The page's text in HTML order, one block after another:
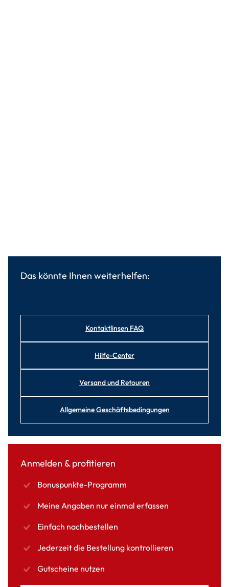
Das könnte Ihnen weiterhelfen:
Kontaktlinsen FAQ
Hilfe-Center
Versand und Retouren
Allgemeine Geschäftsbedingungen
Anmelden & profitieren
Bonuspunkte-Programm
Meine Angaben nur einmal erfassen
Einfach nachbestellen
Jederzeit die Bestellung kontrollieren
Gutscheine nutzen